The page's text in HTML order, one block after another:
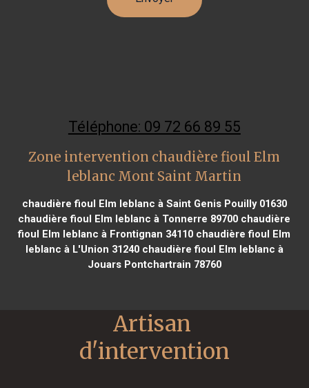
Téléphone: 09 72 66 89 55
Zone intervention chaudière fioul Elm
leblanc Mont Saint Martin
chaudière fioul Elm leblanc à Saint Genis Pouilly 01630
chaudière fioul Elm leblanc à Tonnerre 89700 chaudière
fioul Elm leblanc à Frontignan 34110 chaudière fioul Elm
leblanc à L'Union 31240chaudière fioul Elm leblanc à
Jouars Pontchartrain 78760
Artisan
d'intervention